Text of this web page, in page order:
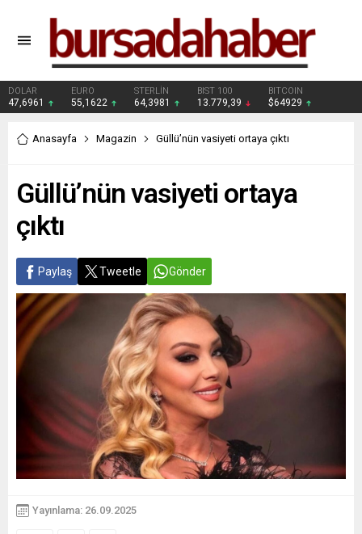
DOLAR
47,6961
EURO
55,1622
STERLİN
64,3981
BIST 100
13.779,39
BITCOIN
$64929
Anasayfa Magazin Güllü’nün vasiyeti ortaya çıktı
Güllü’nün vasiyeti ortaya
çıktı
Paylaş Tweetle Gönder
Yayınlama: 26.09.2025